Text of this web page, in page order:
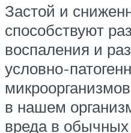
Застой и
способствуют
воспаления и
условно-
в нашем
вреда в обычных